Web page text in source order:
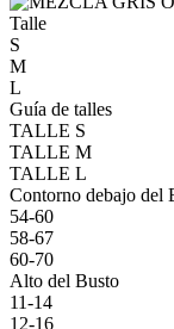
Talle
S
M
L
Guía de talles
TALLE S
TALLE M
TALLE L
Contorno debajo del
54-60
58-67
60-70
Alto del Busto
11-14
12-16